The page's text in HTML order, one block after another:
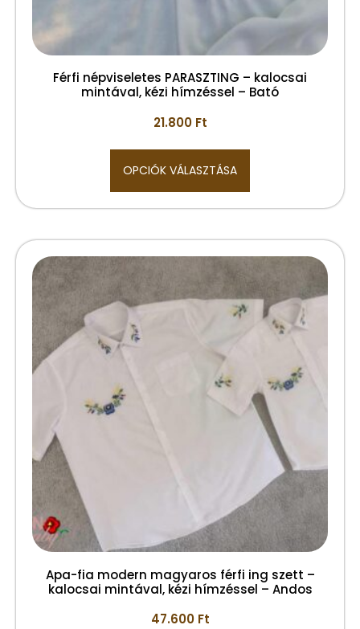
Férfi népviseletes PARASZTING – kalocsai
mintával, kézi hímzéssel – Bató
21.800 Ft
OPCIÓK VÁLASZTÁSA
Apa-fia modern magyaros férfi ing szett –
kalocsai mintával, kézi hímzéssel – Andos
47.600 Ft